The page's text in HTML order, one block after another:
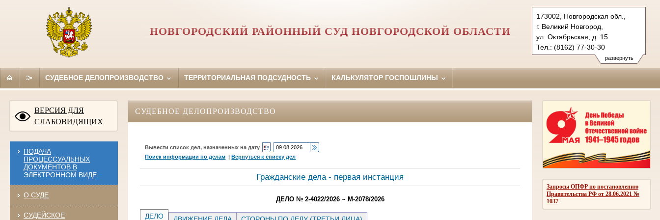
развернуть
173002, Новгородская обл.,
г. Великий Новгород,
ул. Октябрьская, д. 15
Тел.: (8162) 77-30-30
novgorodski.nvg@sudrf.ru
НОВГОРОДСКИЙ РАЙОННЫЙ СУД НОВГОРОДСКОЙ ОБЛАСТИ
СУДЕБНОЕ ДЕЛОПРОИЗВОДСТВО ТЕРРИТОРИАЛЬНАЯ ПОДСУДНОСТЬ КАЛЬКУЛЯТОР ГОСПОШЛИНЫ
ВЕРСИЯ ДЛЯ
СЛАБОВИДЯЩИХ
ПОДАЧА
ПРОЦЕССУАЛЬНЫХ
ДОКУМЕНТОВ В
ЭЛЕКТРОННОМ ВИДЕ
О СУДЕ
СУДЕЙСКОЕ
Запросы ОПФР по постановлению
Правительства РФ от 28.06.2021 №
1037
СУДЕБНОЕ ДЕЛОПРОИЗВОДСТВО
Вывести список дел, назначенных на дату
Поиск информации по делам |Вернуться к списку дел
Гражданские дела - первая инстанция
ДЕЛО № 2-4022/2026 ~ М-2078/2026
ДЕЛО